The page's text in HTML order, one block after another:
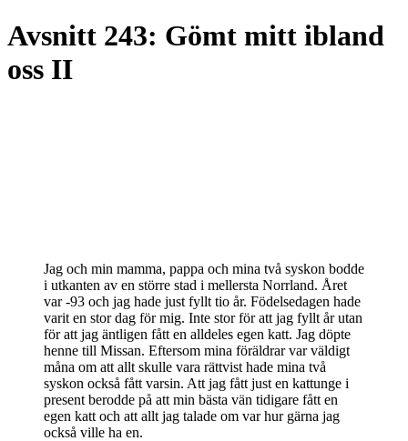
Avsnitt 243: Gömt mitt ibland
oss II
Jag och min mamma, pappa och mina två syskon bodde
i utkanten av en större stad i mellersta Norrland. Året
var -93 och jag hade just fyllt tio år. Födelsedagen hade
varit en stor dag för mig. Inte stor för att jag fyllt år utan
för att jag äntligen fått en alldeles egen katt. Jag döpte
henne till Missan. Eftersom mina föräldrar var väldigt
måna om att allt skulle vara rättvist hade mina två
syskon också fått varsin. Att jag fått just en kattunge i
present berodde på att min bästa vän tidigare fått en
egen katt och att allt jag talade om var hur gärna jag
också ville ha en.